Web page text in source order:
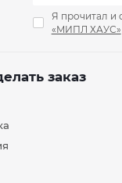
Я прочитал и
«МИПЛ ХАУС»
заказ